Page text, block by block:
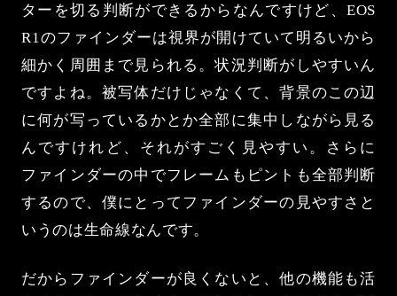
ターを切る判断ができるからなんですけど、EOS
R1のファインダーは視界が開けていて明るいから
細かく周囲まで見られる。状況判断がしやすいん
ですよね。被写体だけじゃなくて、背景のこの辺
に何が写っているかとか全部に集中しながら見る
んですけれど、それがすごく見やすい。さらに
ファインダーの中でフレームもピントも全部判断
するので、僕にとってファインダーの見やすさと
いうのは生命線なんです。
だからファインダーが良くないと、他の機能も活